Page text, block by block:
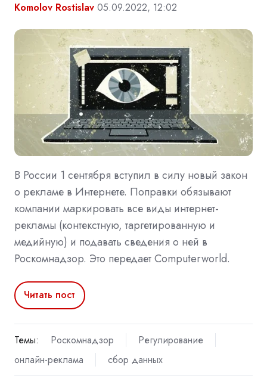
Komolov Rostislav 05.09.2022, 12:02
В России 1 сентября вступил в силу новый закон
о рекламе в Интернете. Поправки обязывают
компании маркировать все виды интернет-
рекламы (контекстную, таргетированную и
медийную) и подавать сведения о ней в
Роскомнадзор. Это передает Computerworld.
Читать пост
Темы: Роскомнадзор
Регулирование
онлайн-реклама
сбор данных